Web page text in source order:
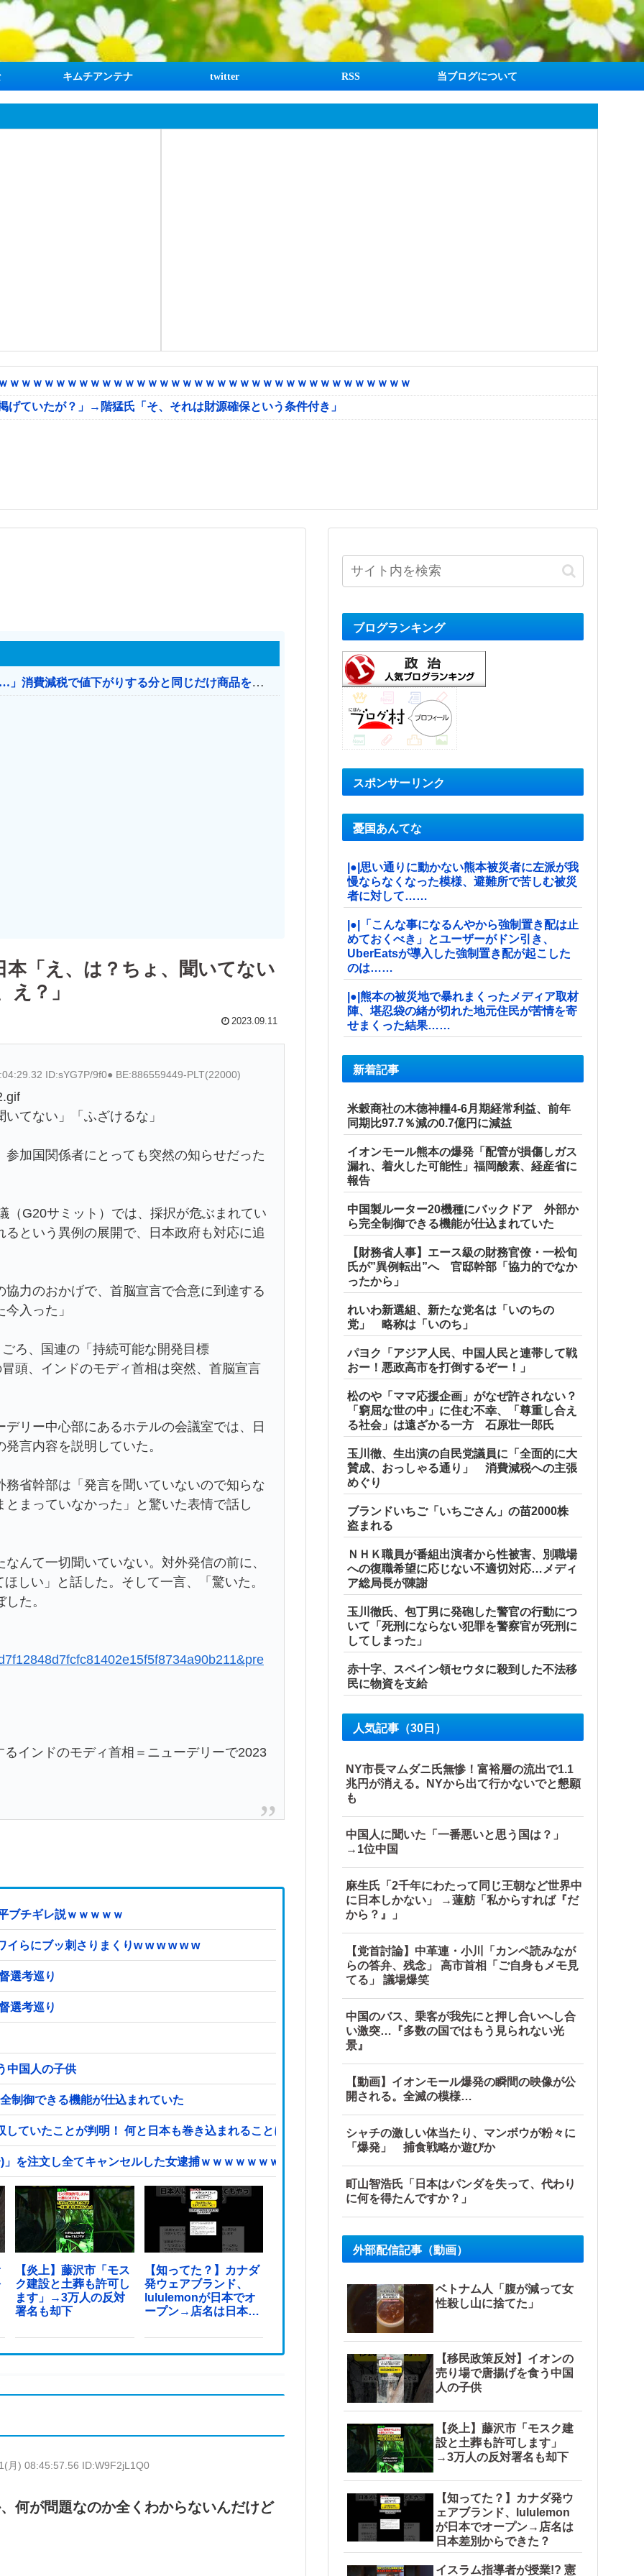
キムチアンテナ twitter RSS 当ブログについて
ｗｗｗｗｗｗｗｗｗｗｗｗｗｗｗｗｗｗｗｗｗｗｗｗｗｗｗｗｗｗｗｗｗｗ
ていたが？」→階猛氏「そ、それは財源確保という条件付き」
【消費税率1％】 「下げるのが筋なんですけど…」消費減税で値下がりする分と同じだけ商品を値上げして店頭価格を変えない店も
「え、は？ちょ、聞いてない
？」
2023.09.11
ID:sYG7P/9f0● BE:886559449-PLT(22000)
てない」「ふざけるな」
加国関係者にとっても突然の知らせだった
G20サミット）では、採択が危ぶまれてい
という異例の展開で、日本政府も対応に追
力のおかげで、首脳宣言で合意に到達する
入った」
ろ、国連の「持続可能な開発目標
頭、インドのモディ首相は突然、首脳宣言
リー中心部にあるホテルの会議室では、日
言内容を説明していた。
省幹部は「発言を聞いていないので知らな
まっていなかった」と驚いた表情で話し
んて一切聞いていない。対外発信の前に、
しい」と話した。そして一言、「驚いた。
た。
インドのモディ首相＝ニューデリーで2023
ブチギレ説ｗｗｗｗｗ
イらにブッ刺さりまくりw w w w w w
会を家宅捜索 代表監督選考巡り
会を家宅捜索 代表監督選考巡り
中国人の子供
制御できる機能が仕込まれていた
ていたことが判明！ 何と日本も巻き込まれることに
を注文し全てキャンセルした女逮捕ｗｗｗｗｗｗｗｗ他
【炎上】藤沢市「モス
ク建設と土葬も許可し
ます」→3万人の反対
署名も却下
【知ってた？】カナダ
発ウェアブランド、
lululemonが日本でオ
ープン→店名は日本差
月) 08:45:57.56 ID:W9F2jL1Q0
何が問題なのか全くわからないんだけど
ブログランキング
スポンサーリンク
憂国あんてな
|●|思い通りに動かない熊本被災者に左派が我
慢ならなくなった模様、避難所で苦しむ被災
者に対して……
|●|「こんな事になるんやから強制置き配は止
めておくべき」とユーザーがドン引き、
UberEatsが導入した強制置き配が起こした
のは……
|●|熊本の被災地で暴れまくったメディア取材
陣、堪忍袋の緒が切れた地元住民が苦情を寄
せまくった結果……
新着記事
米穀商社の木徳神糧4-6月期経常利益、前年
同期比97.7％減の0.7億円に減益
イオンモール熊本の爆発「配管が損傷しガス
漏れ、着火した可能性」福岡酸素、経産省に
報告
中国製ルーター20機種にバックドア 外部か
ら完全制御できる機能が仕込まれていた
【財務省人事】エース級の財務官僚・一松旬
氏が”異例転出”へ 官邸幹部「協力的でなか
ったから」
れいわ新選組、新たな党名は「いのちの
党」 略称は「いのち」
パヨク「アジア人民、中国人民と連帯して戦
おー！悪政高市を打倒するぞー！」
松のや「ママ応援企画」がなぜ許されない？
「窮屈な世の中」に住む不幸、「尊重し合え
る社会」は遠ざかる一方 石原壮一郎氏
玉川徹、生出演の自民党議員に「全面的に大
賛成、おっしゃる通り」 消費減税への主張
めぐり
ブランドいちご「いちごさん」の苗2000株
盗まれる
ＮＨＫ職員が番組出演者から性被害、別職場
への復職希望に応じない不適切対応…メディ
ア総局長が陳謝
玉川徹氏、包丁男に発砲した警官の行動につ
いて「死刑にならない犯罪を警察官が死刑に
してしまった」
赤十字、スペイン領セウタに殺到した不法移
民に物資を支給
人気記事（30日）
NY市長マムダニ氏無惨！富裕層の流出で1.1
兆円が消える。NYから出て行かないでと懇願
も
中国人に聞いた「一番悪いと思う国は？」
→1位中国
麻生氏「2千年にわたって同じ王朝など世界中
に日本しかない」 →蓮舫「私からすれば『だ
から？』」
【党首討論】中革連・小川「カンペ読みなが
らの答弁、残念」 高市首相「ご自身もメモ見
てる」 議場爆笑
中国のバス、乗客が我先にと押し合いへし合
い激突…『多数の国ではもう見られない光
景』
【動画】イオンモール爆発の瞬間の映像が公
開される。全滅の模様…
シャチの激しい体当たり、マンボウが粉々に
「爆発」 捕食戦略か遊びか
町山智浩氏「日本はパンダを失って、代わり
に何を得たんですか？」
外部配信記事（動画）
ベトナム人「腹が減って女
性殺し山に捨てた」
【移民政策反対】イオンの
売り場で唐揚げを食う中国
人の子供
【炎上】藤沢市「モスク建
設と土葬も許可します」
→3万人の反対署名も却下
【知ってた？】カナダ発ウ
ェアブランド、lululemon
が日本でオープン→店名は
日本差別からできた？
イスラム指導者が授業!? 憲